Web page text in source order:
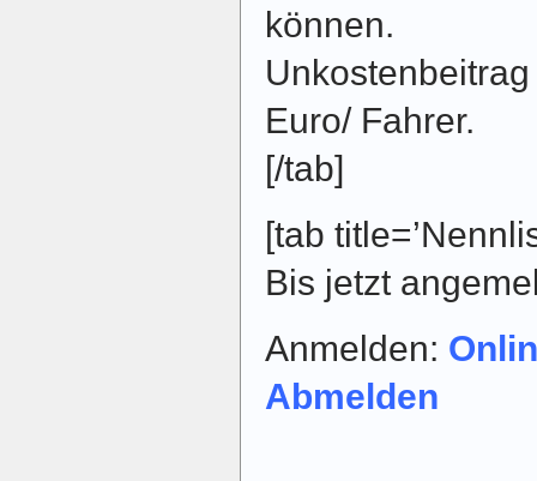
können.
Euro/ Fahrer.
[/tab]
[tab
Bis jetzt
Anmelden:
Abmelden